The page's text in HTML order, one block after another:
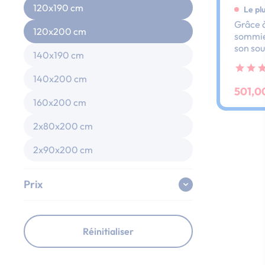
120x190 cm
120x200 cm
140x190 cm
140x200 cm
160x200 cm
2x80x200 cm
2x90x200 cm
Prix
Réinitialiser
Le
Grâce
son
dos
ses
au